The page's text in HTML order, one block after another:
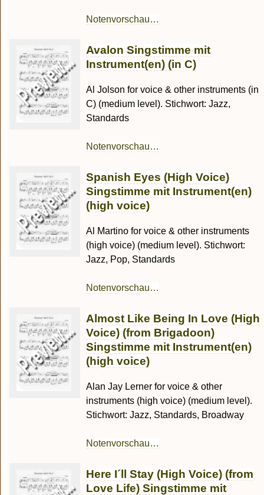
Notenvorschau…
Avalon Singstimme mit
Instrument(en) (in C)
Al Jolson for voice & other instruments (in
C) (medium level). Stichwort: Jazz,
Standards
Notenvorschau…
Spanish Eyes (High Voice)
Singstimme mit Instrument(en)
(high voice)
Al Martino for voice & other instruments
(high voice) (medium level). Stichwort:
Jazz, Pop, Standards
Notenvorschau…
Almost Like Being In Love (High
Voice) (from Brigadoon)
Singstimme mit Instrument(en)
(high voice)
Alan Jay Lerner for voice & other
instruments (high voice) (medium level).
Stichwort: Jazz, Standards, Broadway
Notenvorschau…
Here I´ll Stay (High Voice) (from
Love Life) Singstimme mit